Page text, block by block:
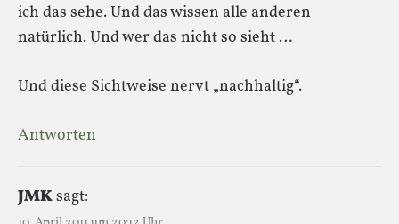
ich das sehe. Und das wissen alle anderen
natürlich. Und wer das nicht so sieht …
Und diese Sichtweise nervt „nachhaltig“.
Antworten
JMKsagt: